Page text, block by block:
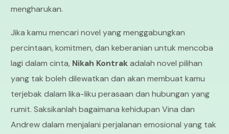
mengharukan.
Jika kamu mencari novel yang menggabungkan
percintaan, komitmen, dan keberanian untuk mencoba
lagi dalam cinta, Nikah Kontrakadalah novel pilihan
yang tak boleh dilewatkan dan akan membuat kamu
terjebak dalam lika-liku perasaan dan hubungan yang
rumit. Saksikanlah bagaimana kehidupan Vina dan
Andrew dalam menjalani perjalanan emosional yang tak